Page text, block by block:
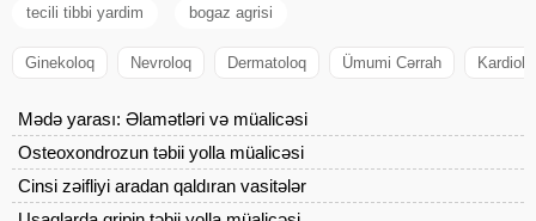
tecili tibbi yardim bogaz agrisi
Ginekoloq Nevroloq Dermatoloq Ümumi Cərrah
Mədə yarası: Əlamətləri və müalicəsi
Osteoxondrozun təbii yolla müalicəsi
Cinsi zəifliyi aradan qaldıran vasitələr